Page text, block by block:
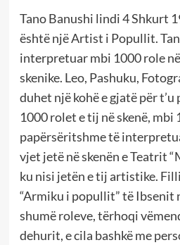
Tano Banushi lindi 4 Shkurt
është një Artist i Popullit.
interpretuar mbi 1000 role
skenike. Leo, Pashuku,
duhet një kohë e gjatë për
1000 rolet e tij në skenë, mbi
papërsëritshme të
vjet jetë në skenën e Teatrit
ku nisi jetën e tij artistike.
“Armiku i popullit” të Ibsenit
shumë roleve, tërhoqi
dehurit, e cila bashkë me